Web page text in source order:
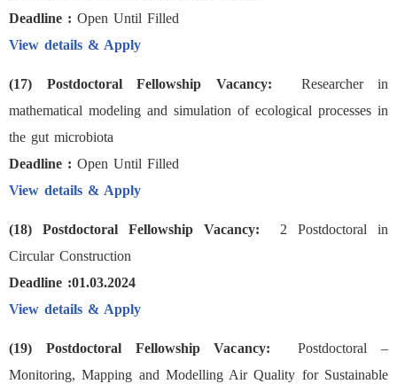
Deadline : Open Until Filled
View details & Apply
(17) Postdoctoral Fellowship Vacancy: Researcher in
mathematical modeling and simulation of ecological processes in
the gut microbiota
Deadline : Open Until Filled
View details & Apply
(18) Postdoctoral Fellowship Vacancy: 2 Postdoctoral in
Circular Construction
Deadline :01.03.2024
View details & Apply
(19) Postdoctoral Fellowship Vacancy: Postdoctoral –
Monitoring, Mapping and Modelling Air Quality for Sustainable